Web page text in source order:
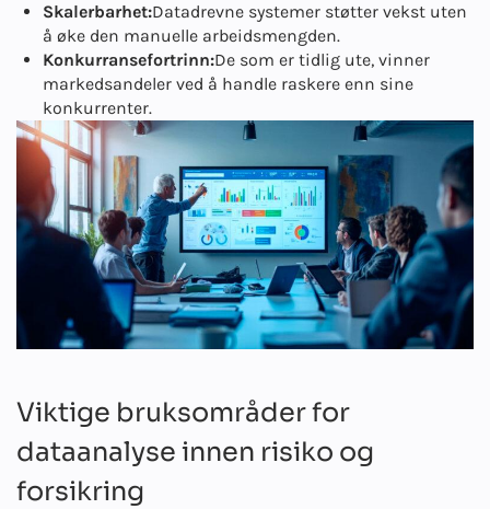
Skalerbarhet:Datadrevne systemer støtter vekst uten
å øke den manuelle arbeidsmengden.
Konkurransefortrinn:De som er tidlig ute, vinner
markedsandeler ved å handle raskere enn sine
konkurrenter.
Viktige bruksområder for
dataanalyse innen risiko og
forsikring